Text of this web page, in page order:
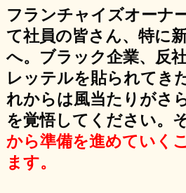
フランチャイズオーナ
て社員の皆さん、特に
へ。ブラック企業、反
レッテルを貼られてき
れからは風当たりがさ
を覚悟してください。
から準備を進めていく
ます。